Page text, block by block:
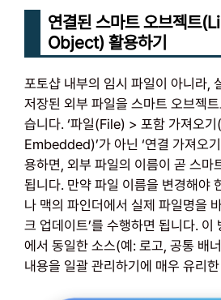
연결된 스마트 오브젝트
Object) 활용하기
포토샵 내부의 임시 파일이 아니라,
저장된 외부 파일을 스마트 오브젝
습니다. ‘파일(File) > 포함 가져오
Embedded)’가 아닌 ‘연결 가져오
용하면, 외부 파일의 이름이 곧 스마
됩니다. 만약 파일 이름을 변경해야
나 맥의 파인더에서 실제 파일명을
크 업데이트’를 수행하면 됩니다. 이
에서 동일한 소스(예: 로고, 공통 배
내용을 일괄 관리하기에 매우 유리